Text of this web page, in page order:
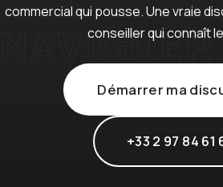
commercial qui pousse. Une vraie
conseiller qui connaît
Démarrer ma
+33 2 97 84 61